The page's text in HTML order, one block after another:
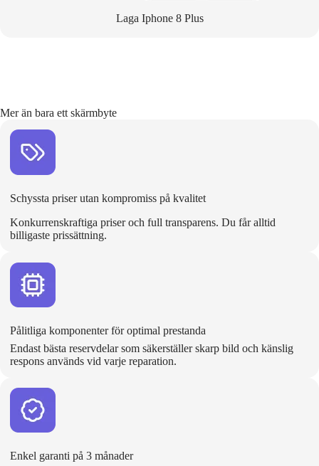
Laga Iphone 8 Plus
Mer än bara ett skärmbyte
Schyssta priser utan kompromiss på kvalitet
Konkurrenskraftiga priser och full transparens. Du får alltid
billigaste prissättning.
Pålitliga komponenter för optimal prestanda
Endast bästa reservdelar som säkerställer skarp bild och känslig
respons används vid varje reparation.
Enkel garanti på 3 månader